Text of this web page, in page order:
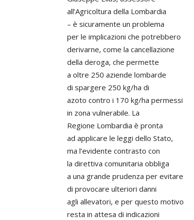
all’Agricoltura della Lombardia
– è sicuramente un problema
per le implicazioni che potrebbero
derivarne, come la cancellazione
della deroga, che permette
a oltre 250 aziende lombarde
di spargere 250 kg/ha di
azoto contro i 170 kg/ha permessi
in zona vulnerabile. La
Regione Lombardia è pronta
ad applicare le leggi dello Stato,
ma l’evidente contrasto con
la direttiva comunitaria obbliga
a una grande prudenza per evitare
di provocare ulteriori danni
agli allevatori, e per questo motivo
resta in attesa di indicazioni